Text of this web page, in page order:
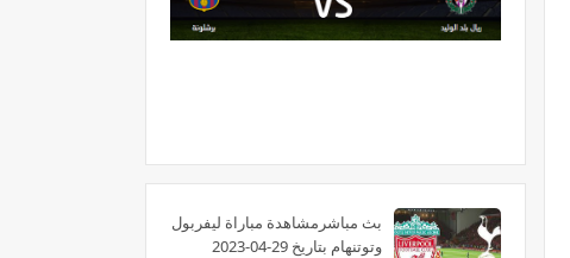
بث مباشرمشاهدة مباراة ليفربول
وتوتنهام بتاريخ 29-04-2023